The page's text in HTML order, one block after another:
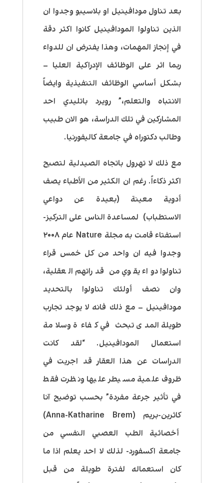
بعد تناول مودافينيل او بلاسيبو وجدوا ان
الذين تناولوا المودافينيل كانوا اكثر دقة
في إنجاز المهمات، وهذا يفترض ان للدواء
ربما اثر على الوظائف الإدراكية العليا –
بشكل أساسي الوظائف التنفيذية وايضاً
الانتباه والتعلم،” رويرد باتليدي احد
المشاركين في تلك الدراسة، هو الان طبيب
وطالب دكتوراه في جامعة كاليفورنيا.
مع ذلك لا تهرول باتجاه الصيدلية لتصبح
اكثر ذكاءاً. رغم ان الكثير من الأطباء يصف
أدوية معينة (بعيدة عن دواعي
الاستطباب) لمساعدة الناس على التركيز-
استفتاء قامت به مجلة Nature عام ٢٠٠٨
وجدوا فيه ان واحد من كل خمس قراء
تناولوا دواء يقوي من قدراتهم العقلية،
وان نصف أولئك تناولوا بالتحديد
مودافينيل – مع ذلك فانه لا يوجد تجارب
طويلة المدى تبحث في كفاءة وسلامة
استعمال المودافينيل. “لقد كانت
الدراسات عن هذا العقار قد اجريت في
ظروف علمية مسيطر عليها ونظرت فقط
في تأثير جرعة مفردة” بحسب توضيح آنا
كاثرين-بريم (Anna-Katharine Brem
)
أخصائية الطب العصبي النفسي من
جامعة اكسفورد- لذلك لا احد يعلم اذا ما
كان استعماله لفترة طويلة من قبل